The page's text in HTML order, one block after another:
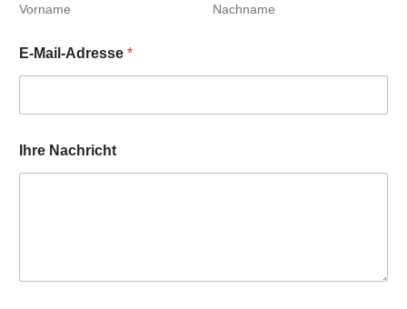
Vorname Nachname
E-Mail-Adresse *
Ihre Nachricht